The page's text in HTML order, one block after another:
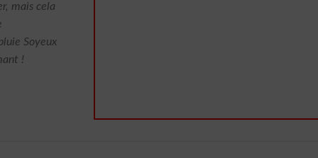
mais cela
Soyeux
!